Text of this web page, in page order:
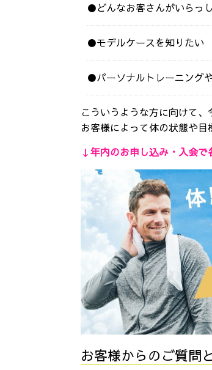
●どんなお客さんがいらっ
●モデルケースを知りたい
●パーソナルトレーニング
こういうような方に向けて、
お客様によって体の状態や目
↓年内のお申し込み・入会で
お客様からのご質問